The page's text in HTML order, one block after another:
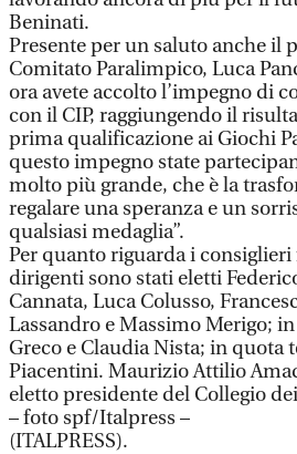
Beninati.
Presente per un saluto anche il
Comitato Paralimpico, Luca
ora avete accolto l’impegno di
con il CIP, raggiungendo il
prima qualificazione ai Giochi
questo impegno state
molto più grande, che è la
regalare una speranza e un
qualsiasi medaglia”.
Per quanto riguarda i
dirigenti sono stati eletti
Cannata, Luca Colusso,
Lassandro e Massimo Merigo;
Greco e Claudia Nista; in quota
Piacentini. Maurizio Attilio
eletto presidente del Collegio
– foto spf/Italpress –
(ITALPRESS).